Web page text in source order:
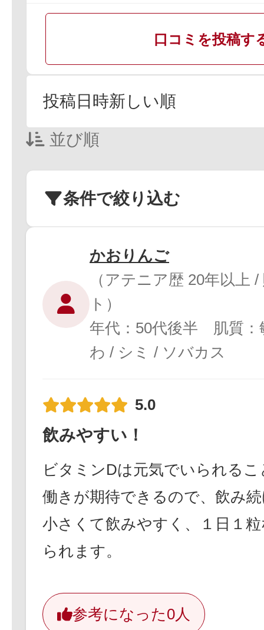
口コミを投稿す
並び順
条件で絞り込む
かおりんご
（アテニア歴 20年以上
ト）
年代：50代後半 肌質
わ / シミ / ソバカス
5.0
飲みやすい！
ビタミンDは元気でいられる
働きが期待できるので、飲み
小さくて飲みやすく、１日１
られます。
参考になった0人